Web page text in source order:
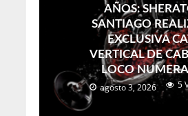
AÑOS:
SANTIAGO
EXCLUSIVA
VERTICAL DE
LOCO
agosto 3, 2026 5